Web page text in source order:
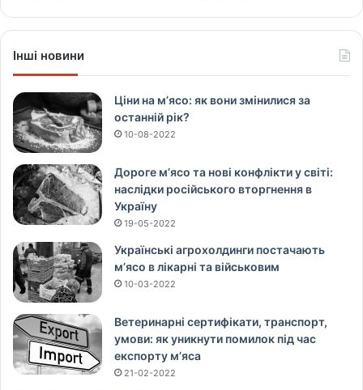
Інші новини
Ціни на м’ясо: як вони змінилися за
останній рік?
10-08-2022
Дороге м’ясо та нові конфлікти у світі:
наслідки російського вторгнення в
Україну
19-05-2022
Українські агрохолдинги постачають
м’ясо в лікарні та військовим
10-03-2022
Ветеринарні сертифікати, транспорт,
умови: як уникнути помилок під час
експорту м’яса
21-02-2022